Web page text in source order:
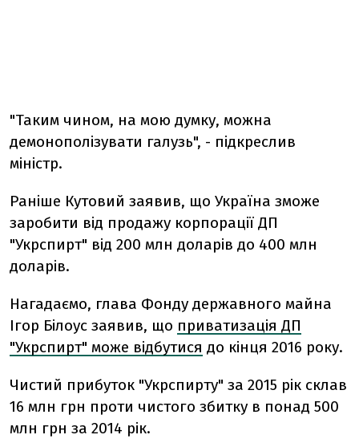
"Таким чином, на мою думку, можна
демонополізувати галузь", - підкреслив
міністр.
Раніше Кутовий заявив, що Україна зможе
заробити від продажу корпорації ДП
"Укрспирт" від 200 млн доларів до 400 млн
доларів.
Нагадаємо, глава Фонду державного майна
Ігор Білоус заявив, що приватизація ДП
"Укрспирт" може відбутися до кінця 2016 року.
Чистий прибуток "Укрспирту" за 2015 рік склав
16 млн грн проти чистого збитку в понад 500
млн грн за 2014 рік.